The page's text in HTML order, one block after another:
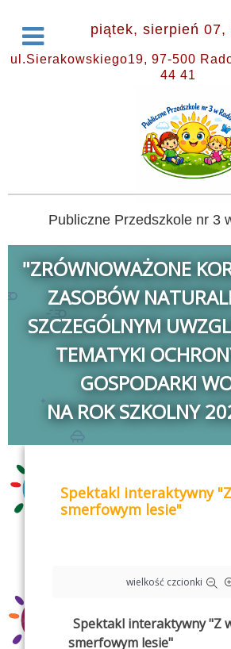
piątek, sierpień 07,
ul.Sierakowskiego19, 97-500
44 41
Publiczne Przedszkole nr 3
"ZRÓWNOWAŻONE
ZASOBÓW
SZCZEGÓLNYM
TEMATYKI
GOSPODARKI
NA ROK SZKOLNY
Spektakl interaktywny
smerfowym lesie"
wielkość czcionki
Spektakl interaktywny "Z
smerfowym lesie"